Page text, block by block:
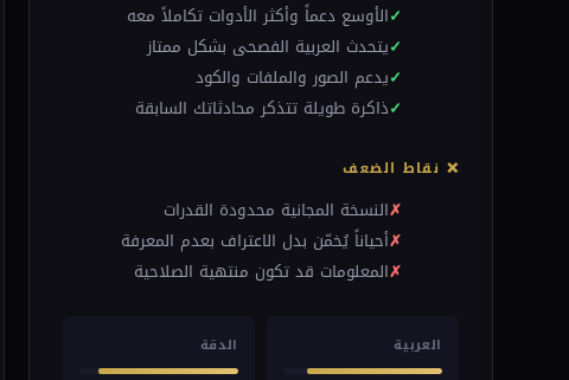
الأوسع دعماً وأكثر الأدوات تكاملاً معه
يتحدث العربية الفصحى بشكل ممتاز
يدعم الصور والملفات والكود
ذاكرة طويلة تتذكر محادثاتك السابقة
❌ نقاط الضعف
النسخة المجانية محدودة القدرات
أحياناً يُخمّن بدل الاعتراف بعدم المعرفة
المعلومات قد تكون منتهية الصلاحية
العربية الدقة